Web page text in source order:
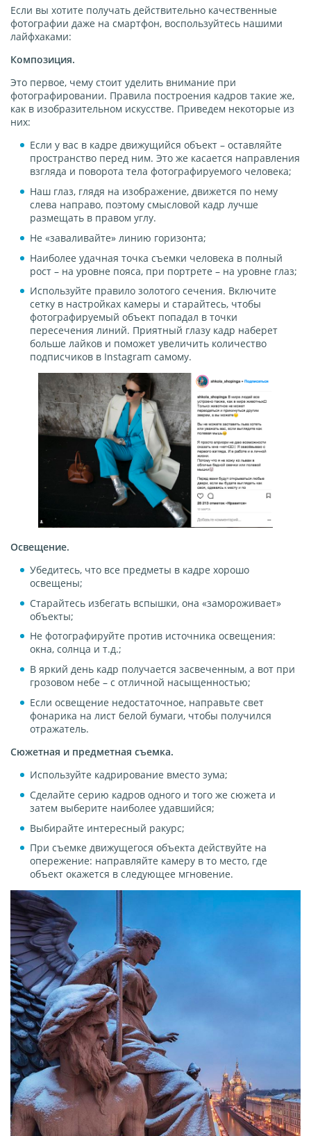
Если вы хотите получать действительно качественные
фотографии даже на смартфон, воспользуйтесь нашими
лайфхаками:
Композиция.
Это первое, чему стоит уделить внимание при
фотографировании. Правила построения кадров такие же,
как в изобразительном искусстве. Приведем некоторые из
них:
Если у вас в кадре движущийся объект – оставляйте
пространство перед ним. Это же касается направления
взгляда и поворота тела фотографируемого человека;
Наш глаз, глядя на изображение, движется по нему
слева направо, поэтому смысловой кадр лучше
размещать в правом углу.
Не «заваливайте» линию горизонта;
Наиболее удачная точка съемки человека в полный
рост – на уровне пояса, при портрете – на уровне глаз;
Используйте правило золотого сечения. Включите
сетку в настройках камеры и старайтесь, чтобы
фотографируемый объект попадал в точки
пересечения линий. Приятный глазу кадр наберет
больше лайков и поможет увеличить количество
подписчиков в Instagram самому.
Освещение.
Убедитесь, что все предметы в кадре хорошо
освещены;
Старайтесь избегать вспышки, она «замороживает»
объекты;
Не фотографируйте против источника освещения:
окна, солнца и т.д.;
В яркий день кадр получается засвеченным, а вот при
грозовом небе – с отличной насыщенностью;
Если освещение недостаточное, направьте свет
фонарика на лист белой бумаги, чтобы получился
отражатель.
Сюжетная и предметная съемка.
Используйте кадрирование вместо зума;
Сделайте серию кадров одного и того же сюжета и
затем выберите наиболее удавшийся;
Выбирайте интересный ракурс;
При съемке движущегося объекта действуйте на
опережение: направляйте камеру в то место, где
объект окажется в следующее мгновение.